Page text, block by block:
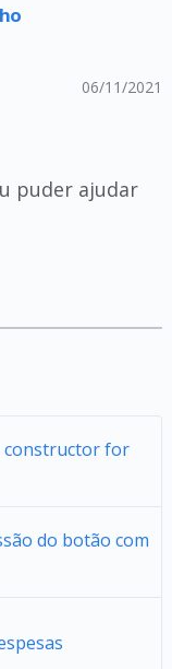
06/11/2021
puder ajudar
constructor for
do botão com